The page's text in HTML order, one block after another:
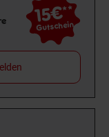
15€**
Gutschein